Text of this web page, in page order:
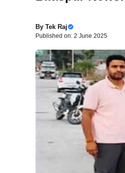
By Tek Raj
Published on: 2 June 2025